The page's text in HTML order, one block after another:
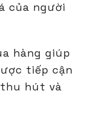
của người
hàng giúp
tiếp cận
hút và